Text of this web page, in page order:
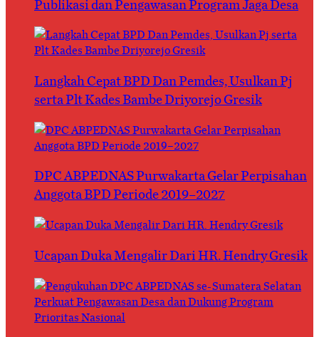
Publikasi dan Pengawasan Program Jaga Desa
Langkah Cepat BPD Dan Pemdes, Usulkan Pj
serta Plt Kades Bambe Driyorejo Gresik
DPC ABPEDNAS Purwakarta Gelar Perpisahan
Anggota BPD Periode 2019–2027
Ucapan Duka Mengalir Dari HR. Hendry Gresik